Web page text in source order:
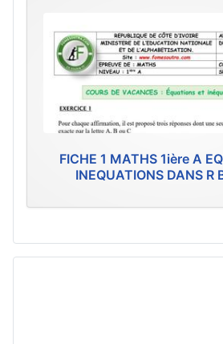
FICHE 1 MATHS 1ière A
INEQUATIONS DANS R